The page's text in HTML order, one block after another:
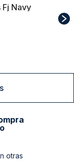
Fj Navy
otras